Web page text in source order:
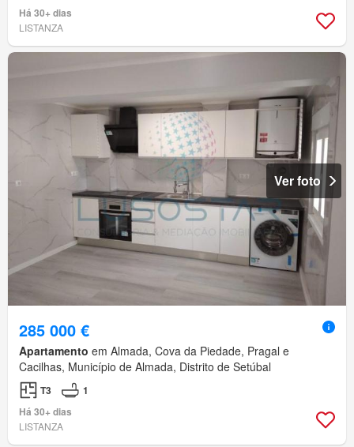
Há 30+ dias
LISTANZA
Ver foto
285 000 €
Apartamento em Almada, Cova da Piedade, Pragal e
Cacilhas, Município de Almada, Distrito de Setúbal
T3
1
Há 30+ dias
LISTANZA